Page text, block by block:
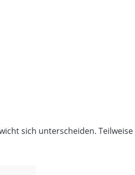
sich unterscheiden.